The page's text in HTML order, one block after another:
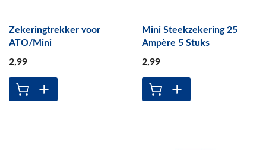
Zekeringtrekker voor
ATO/Mini
2,99
Mini Steekzekering 25
Ampère 5 Stuks
2,99